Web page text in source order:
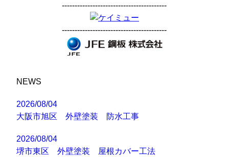
-----------------------------------------
-----------------------------------------
NEWS
2026/08/04
大阪市旭区 外壁塗装 防水工事
2026/08/04
堺市東区 外壁塗装 屋根カバー工法